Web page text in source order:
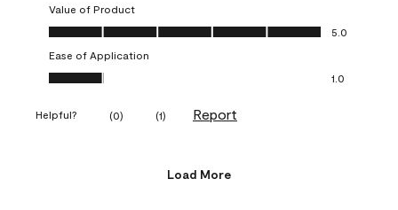
Value of Product
Value of Product, 5.0 out of 5
5.0
Ease of Application
Ease of Application, 1.0 out of 5
1.0
Helpful? (0) (1) Report
Load More